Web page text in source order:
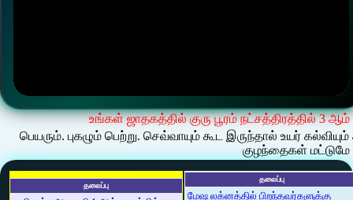
உங்கள் ஜாதகத்தில் குரு பூரம் நட்சத்திரத்தில் 3
பெயரும். புகழும் பெற்று. செவ்வாயும் கூட இருந்தால் உயர்
குழந்தைகள்
தலைப்பு
தலைப்பு
மேஷ லக்னத்தில் பிறந்தவர்களுக்கு